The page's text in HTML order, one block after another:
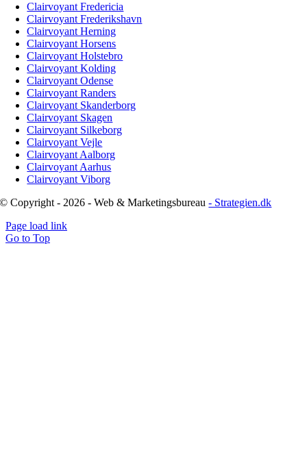
Clairvoyant Fredericia
Clairvoyant Frederikshavn
Clairvoyant Herning
Clairvoyant Horsens
Clairvoyant Holstebro
Clairvoyant Kolding
Clairvoyant Odense
Clairvoyant Randers
Clairvoyant Skanderborg
Clairvoyant Skagen
Clairvoyant Silkeborg
Clairvoyant Vejle
Clairvoyant Aalborg
Clairvoyant Aarhus
Clairvoyant Viborg
© Copyright - 2026 - Web & Marketingsbureau- Strategien.dk
Page load link
Go to Top